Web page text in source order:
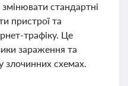
стандартні
пристрої та
трафіку. Це
зараження та
злочинних схемах.